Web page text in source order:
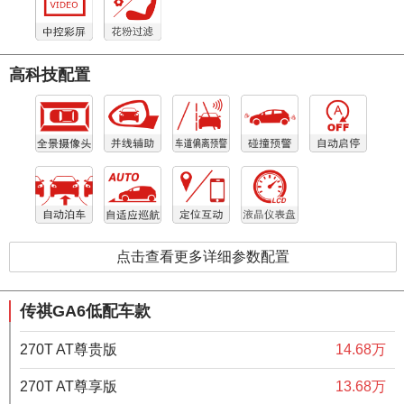
高科技配置
点击查看更多详细参数配置
传祺GA6低配车款
270T AT尊贵版 14.68万
270T AT尊享版 13.68万